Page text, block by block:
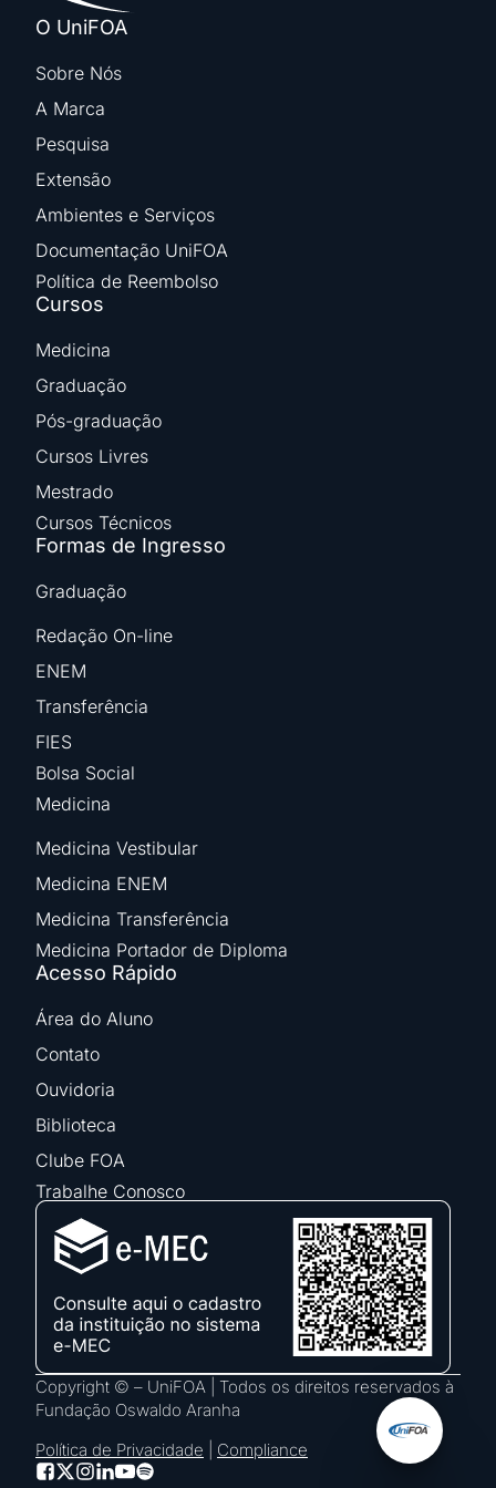
O UniFOA
Sobre Nós
A Marca
Pesquisa
Extensão
Ambientes e Serviços
Documentação UniFOA
Política de Reembolso
Cursos
Medicina
Graduação
Pós-graduação
Cursos Livres
Mestrado
Cursos Técnicos
Formas de Ingresso
Graduação
Redação On-line
ENEM
Transferência
FIES
Bolsa Social
Medicina
Medicina Vestibular
Medicina ENEM
Medicina Transferência
Medicina Portador de Diploma
Acesso Rápido
Área do Aluno
Contato
Ouvidoria
Biblioteca
Clube FOA
Trabalhe Conosco
Copyright © – UniFOA | Todos os direitos reservados à
Fundação Oswaldo Aranha
Política de Privacidade
Compliance